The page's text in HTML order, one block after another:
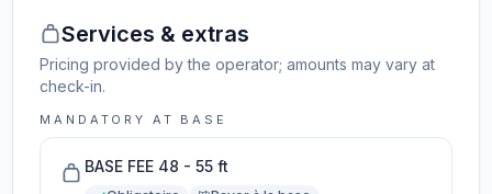
Services & extras
Pricing provided by the operator; amounts may vary at
check-in.
MANDATORY AT BASE
BASE FEE 48 - 55 ft